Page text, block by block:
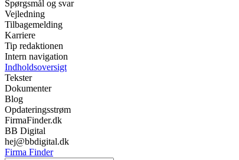
Spørgsmål og svar
Vejledning
Tilbagemelding
Karriere
Tip redaktionen
Intern navigation
Indholdsoversigt
Tekster
Dokumenter
Blog
Opdateringsstrøm
FirmaFinder.dk
BB Digital
hej@bbdigital.dk
Firma Finder